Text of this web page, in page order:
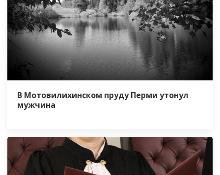
В Мотовилихинском пруду Перми утонул
мужчина